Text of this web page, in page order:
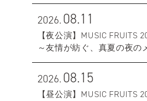
2026.08.11
【夜公演】MUSIC FRUITS
～友情が紡ぐ、真夏の夜の
2026.08.15
【昼公演】MUSIC FRUITS